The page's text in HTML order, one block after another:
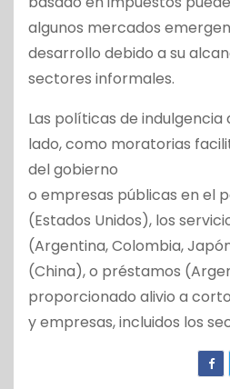
algunos mercados
desarrollo debido a su
sectores informales.
Las políticas de
lado, como moratorias
del gobierno
o empresas públicas en el
(Estados Unidos), los
(Argentina, Colombia,
(China), o préstamos
proporcionado alivio a
y empresas, incluidos los